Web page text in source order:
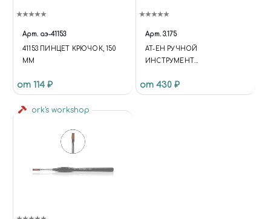
Арт. аэ-41153
41153 ПИНЦЕТ КРЮЧОК, 150
ММ
от 114 ₽
Арт. 3.175
AT-EH РУЧНОЙ
ИНСТРУМЕНТ
ИЗ АЛЮМИНИЕВОГО
СПЛАВА, РУЧКА 3.175 ММ
от 430 ₽
ork's workshop